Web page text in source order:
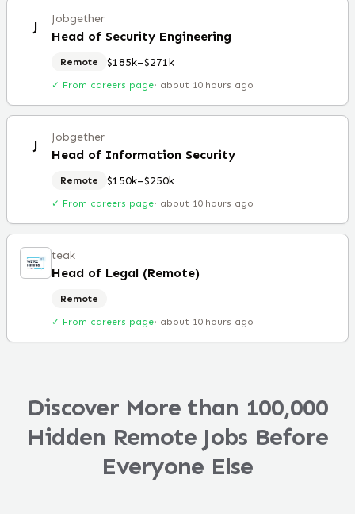
J Jobgether
Head of Security Engineering
Remote $185k–$271k
✓ From careers page· about 10 hours ago
J Jobgether
Head of Information Security
Remote $150k–$250k
✓ From careers page· about 10 hours ago
teak
Head of Legal (Remote)
Remote
✓ From careers page· about 10 hours ago
Discover More than 100,000
Hidden Remote Jobs Before
Everyone Else